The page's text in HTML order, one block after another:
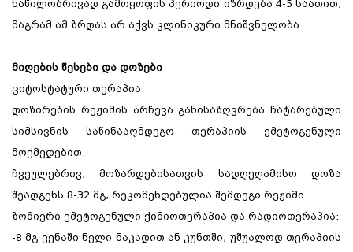
ნაწილობრივად გამოყოფის პერიოდი იზრდება 4-5 საათით,
მაგრამ ამ ზრდას არ აქვს კლინიკური მნიშვნელობა.
მიღების წესები და დოზები
ციტოსტატური თერაპია
დოზირების რეჟიმის არჩევა განისაზღვრება ჩატარებული
სიმსივნის საწინააღმდეგო თერაპიის ემეტოგენული
მოქმედებით.
ჩვეულებრივ, მოზარდებისათვის სადღეღამისო დოზა
შეადგენს 8-32 მგ, რეკომენდებულია შემდეგი რეჟიმი
ზომიერი ემეტოგენული ქიმიოთერაპია და რადიოთერაპია:
-8 მგ ვენაში ნელი ნაკადით ან კუნთში, უშუალოდ თერაპიის